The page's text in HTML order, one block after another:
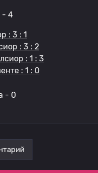
- 4
: 3 : 1
: 3 : 2
: 1 : 3
: 1 : 0
- 0